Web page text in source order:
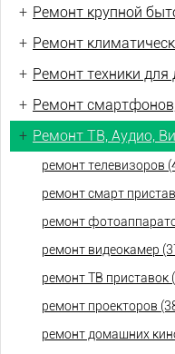
+ Ремонт крупной
+ Ремонт
+ Ремонт техники для
+ Ремонт
+ Ремонт ТВ, Аудио,
ремонт телевизоров
ремонт смарт
ремонт
ремонт видеокамер
ремонт ТВ приставок
ремонт проекторов
ремонт домашних